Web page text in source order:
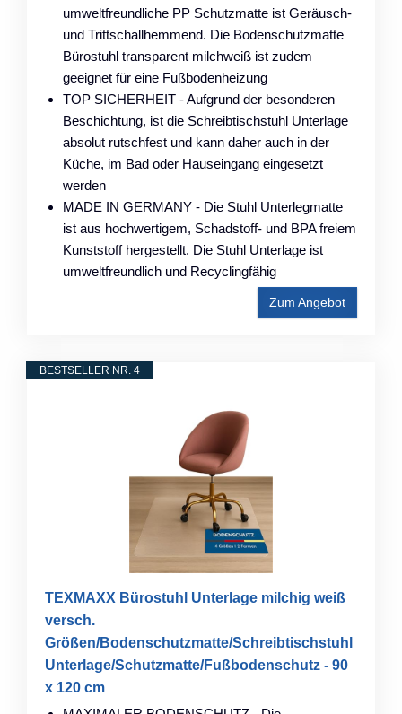
umweltfreundliche PP Schutzmatte ist Geräusch-
und Trittschallhemmend. Die Bodenschutzmatte
Bürostuhl transparent milchweiß ist zudem
geeignet für eine Fußbodenheizung
TOP SICHERHEIT - Aufgrund der besonderen
Beschichtung, ist die Schreibtischstuhl Unterlage
absolut rutschfest und kann daher auch in der
Küche, im Bad oder Hauseingang eingesetzt
werden
MADE IN GERMANY - Die Stuhl Unterlegmatte
ist aus hochwertigem, Schadstoff- und BPA freiem
Kunststoff hergestellt. Die Stuhl Unterlage ist
umweltfreundlich und Recyclingfähig
Zum Angebot
BESTSELLER NR. 4
TEXMAXX Bürostuhl Unterlage milchig weiß
versch.
Größen/Bodenschutzmatte/Schreibtischstuhl
Unterlage/Schutzmatte/Fußbodenschutz - 90
x 120 cm